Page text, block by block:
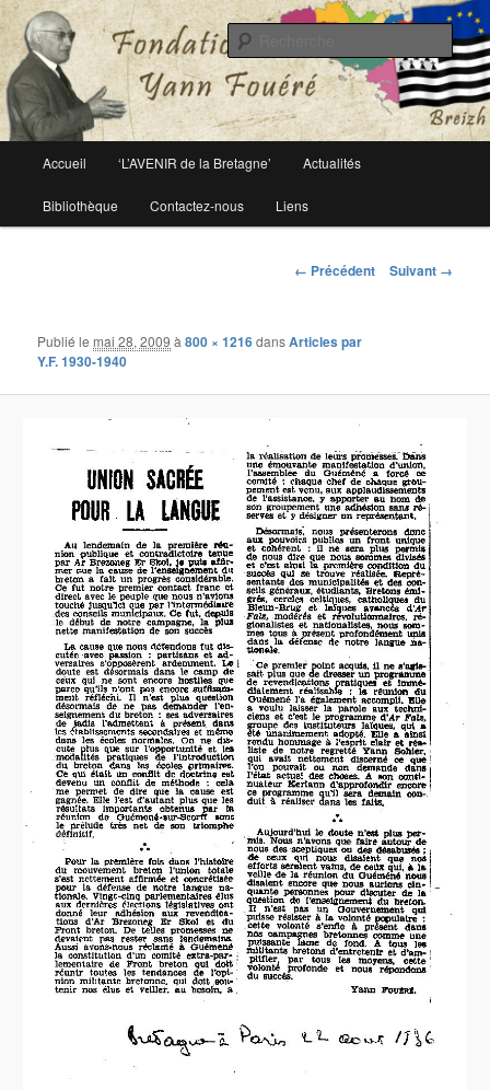
Fondation Yann Fouéré
Le site officiel de la fondation Yann Fouéré
principal
Aller
au
Accueil ‘L’AVENIR de la Bretagne’ Actualités
Bibliothèque Contactez-nous Liens
Navigation
← Précédent Suivant →
Publié lemai 28, 2009 à800 × 1216dansArticles par
Y.F. 1930-1940